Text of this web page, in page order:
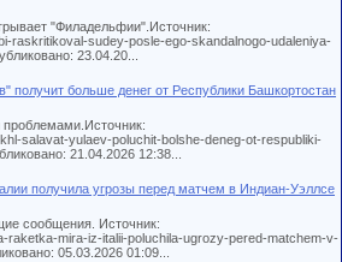
"Филадельфии".Источник:
raskritikoval-sudey-posle-ego-skandalnogo-udaleniya-
23.04.20...
получит больше денег от Республики Башкортостан
salavat-yulaev-poluchit-bolshe-deneg-ot-respubliki-
21.04.2026 12:38...
получила угрозы перед матчем в Индиан-Уэллсе
сообщения. Источник:
raketka-mira-iz-italii-poluchila-ugrozy-pered-matchem-v-
05.03.2026 01:09...